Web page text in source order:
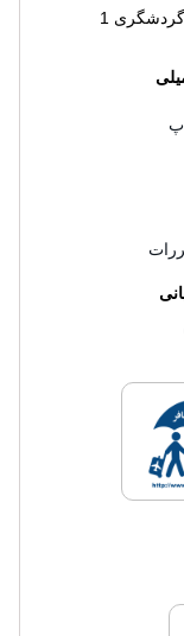
1
سفرتاپلایسنس های
فروش سفرتاپ